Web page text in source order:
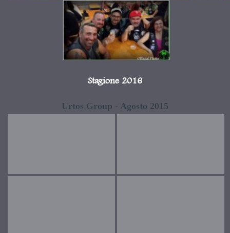
Stagione 2016
Urtos Group - Agosto 2015